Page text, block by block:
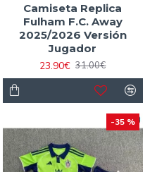
Camiseta Replica
Fulham F.C. Away
2025/2026 Versión
Jugador
23.90€ 31.00€
-35 %